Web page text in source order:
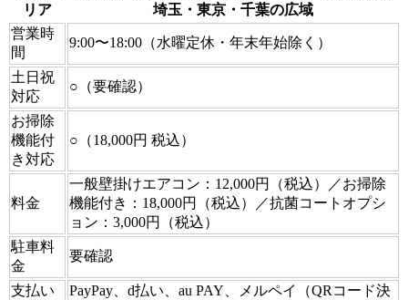
リア
埼玉・東京・千葉の広域
営業時
間
9:00〜18:00（水曜定休・年末年始除く）
土日祝
対応
○（要確認）
お掃除
機能付
き対応
○（18,000円 税込）
料金
一般壁掛けエアコン：12,000円（税込）／お掃除
機能付き：18,000円（税込）／抗菌コートオプシ
ョン：3,000円（税込）
駐車料
金
要確認
支払い
PayPay、d払い、au PAY、メルペイ（QRコード決